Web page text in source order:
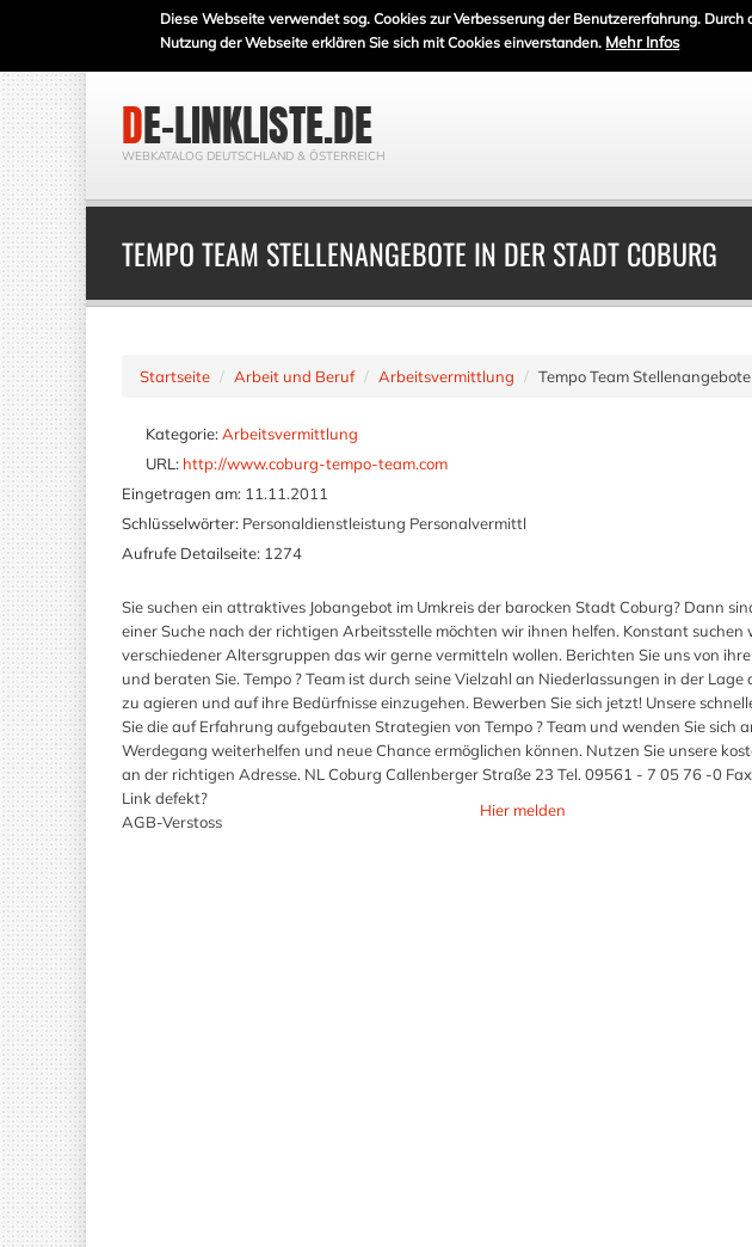
Diese Webseite verwendet sog. Cookies zur Verbesserung der Benutzererfahrung. Durch
Nutzung der Webseite erklären Sie sich mit Cookies einverstanden. Mehr Infos
DE-LINKLISTE.DE
WEBKATALOG DEUTSCHLAND & ÖSTERREICH
TEMPO TEAM STELLENANGEBOTE IN DER STADT COBURG
Startseite Arbeit und Beruf Arbeitsvermittlung Tempo Team
Kategorie: Arbeitsvermittlung
URL: http://www.coburg-tempo-team.com
Eingetragen am: 11.11.2011
Schlüsselwörter: Personaldienstleistung Personalvermittl
Aufrufe Detailseite: 1274
Sie suchen ein attraktives Jobangebot im Umkreis der barocken Stadt Coburg? Dann
einer Suche nach der richtigen Arbeitsstelle möchten wir ihnen helfen. Konstant
verschiedener Altersgruppen das wir gerne vermitteln wollen. Berichten Sie uns von
und beraten Sie. Tempo ? Team ist durch seine Vielzahl an Niederlassungen in der
zu agieren und auf ihre Bedürfnisse einzugehen. Bewerben Sie sich jetzt! Unsere
Sie die auf Erfahrung aufgebauten Strategien von Tempo ? Team und wenden Sie sich
Werdegang weiterhelfen und neue Chance ermöglichen können. Nutzen Sie unsere
an der richtigen Adresse. NL Coburg Callenberger Straße 23 Tel. 09561 - 7 05 76 -0
Link defekt?
AGB-Verstoss
Hier melden